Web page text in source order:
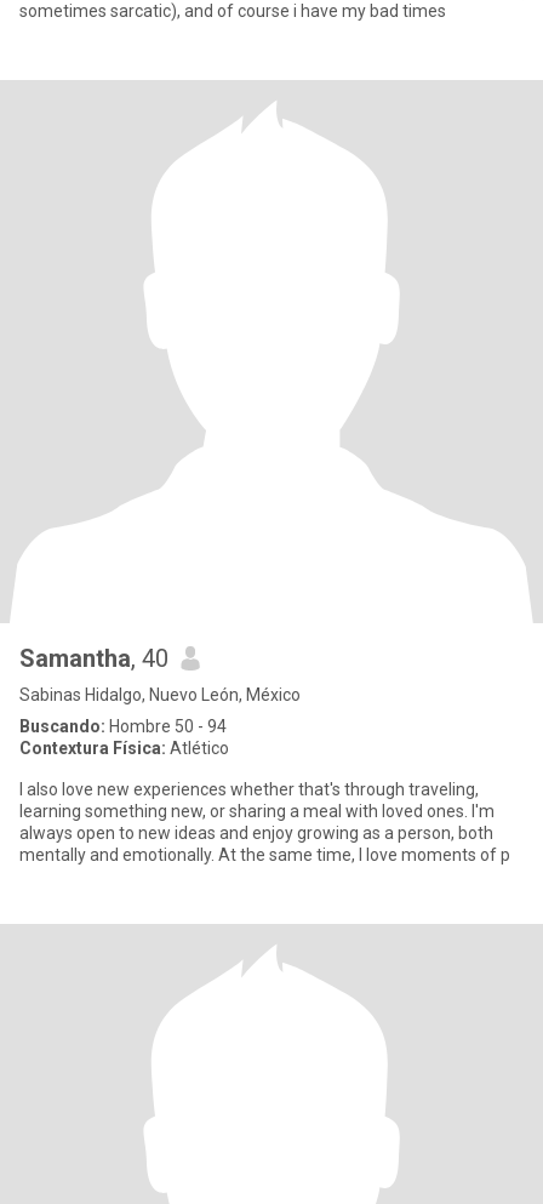
sometimes sarcatic), and of course i have my bad times
Samantha, 40
Sabinas Hidalgo, Nuevo León, México
Buscando: Hombre 50 - 94
Contextura Física: Atlético
I also love new experiences whether that's through traveling,
learning something new, or sharing a meal with loved ones. I'm
always open to new ideas and enjoy growing as a person, both
mentally and emotionally. At the same time, I love moments of p